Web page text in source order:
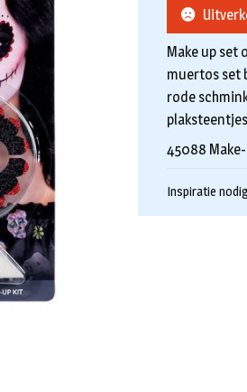
Make up set
muertos set
rode
45088
Inspiratie